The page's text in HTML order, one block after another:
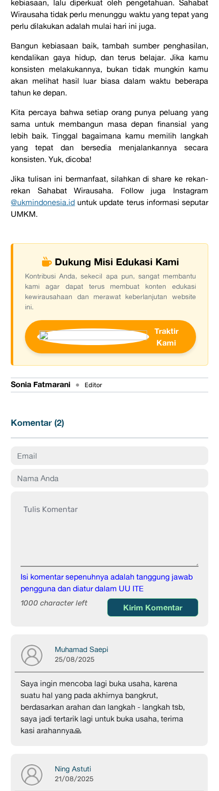
kebiasaan, lalu diperkuat oleh pengetahuan. Sahabat
Wirausaha tidak perlu menunggu waktu yang tepat yang
perlu dilakukan adalah mulai hari ini juga.
Bangun kebiasaan baik, tambah sumber penghasilan,
kendalikan gaya hidup, dan terus belajar. Jika kamu
konsisten melakukannya, bukan tidak mungkin kamu
akan melihat hasil luar biasa dalam waktu beberapa
tahun ke depan.
Kita percaya bahwa setiap orang punya peluang yang
sama untuk membangun masa depan finansial yang
lebih baik. Tinggal bagaimana kamu memilih langkah
yang tepat dan bersedia menjalankannya secara
konsisten. Yuk, dicoba!
Jika tulisan ini bermanfaat, silahkan di share ke rekan-
rekan Sahabat Wirausaha. Follow juga Instagram
@ukmindonesia.id untuk update terus informasi seputar
UMKM.
Dukung Misi Edukasi Kami
Kontribusi Anda, sekecil apa pun, sangat membantu
kami agar dapat terus membuat konten edukasi
kewirausahaan dan merawat keberlanjutan website
ini.
Traktir
Kami
Sonia Fatmarani • Editor
Komentar (2)
Isi komentar sepenuhnya adalah tanggung jawab
pengguna dan diatur dalam UU ITE
1000 character left Kirim Komentar
Muhamad Saepi
25/08/2025
Saya ingin mencoba lagi buka usaha, karena
suatu hal yang pada akhirnya bangkrut,
berdasarkan arahan dan langkah - langkah tsb,
saya jadi tertarik lagi untuk buka usaha, terima
kasi arahannya🙏
Ning Astuti
21/08/2025